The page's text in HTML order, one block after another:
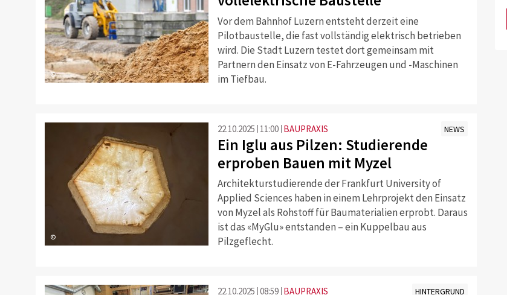
©
Vor dem Bahnhof Luzern entsteht derzeit eine
Pilotbaustelle, die fast vollständig elektrisch betrieben
wird. Die Stadt Luzern testet dort gemeinsam mit
Partnern den Einsatz von E-Fahrzeugen und -Maschinen
im Tiefbau.
©
22.10.2025 11:00 BAUPRAXIS NEWS
Ein Iglu aus Pilzen: Studierende
erproben Bauen mit Myzel
Architekturstudierende der Frankfurt University of
Applied Sciences haben in einem Lehrprojekt den Einsatz
von Myzel als Rohstoff für Baumaterialien erprobt. Daraus
ist das «MyGlu» entstanden – ein Kuppelbau aus
Pilzgeflecht.
22.10.2025 08:59 BAUPRAXIS HINTERGRUND